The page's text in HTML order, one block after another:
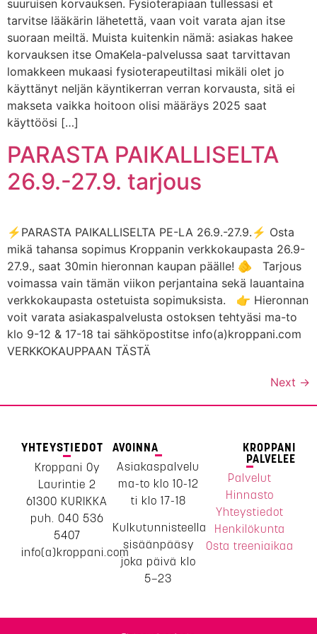
suuruisen korvauksen. Fysioterapiaan tullessasi et
tarvitse lääkärin lähetettä, vaan voit varata ajan itse
suoraan meiltä. Muista kuitenkin nämä: asiakas hakee
korvauksen itse OmaKela-palvelussa saat tarvittavan
lomakkeen mukaasi fysioterapeutiltasi mikäli olet jo
käyttänyt neljän käyntikerran verran korvausta, sitä ei
makseta vaikka hoitoon olisi määräys 2025 saat
käyttöösi […]
PARASTA PAIKALLISELTA
26.9.-27.9. tarjous
⚡PARASTA PAIKALLISELTA PE-LA 26.9.-27.9.⚡ Osta
mikä tahansa sopimus Kroppanin verkkokaupasta 26.9-
27.9., saat 30min hieronnan kaupan päälle! 🫵 Tarjous
voimassa vain tämän viikon perjantaina sekä lauantaina
verkkokaupasta ostetuista sopimuksista. 👉 Hieronnan
voit varata asiakaspalvelusta ostoksen tehtyäsi ma-to
klo 9-12 & 17-18 tai sähköpostitse info(a)kroppani.com
VERKKOKAUPPAAN TÄSTÄ
Next →
YHTEYSTIEDOT
Kroppani Oy
Laurintie 2
61300 KURIKKA
puh. 040 536
5407
info(a)kroppani.com
AVOINNA
Asiakaspalvelu
ma-to klo 10-12
ti klo 17-18
Kulkutunnisteella
sisäänpääsy
joka päivä klo
5–23
KROPPANI
PALVELEE
Palvelut
Hinnasto
Yhteystiedot
Henkilökunta
Osta treeniaikaa